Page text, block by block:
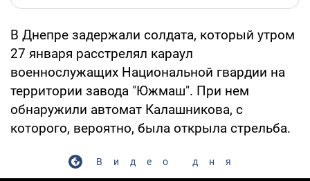
В Днепре задержали солдата, который утром
27 января расстрелял караул
военнослужащих Национальной гвардии на
территории завода "Южмаш". При нем
обнаружили автомат Калашникова, с
которого, вероятно, была открыла стрельба.
Видео дня